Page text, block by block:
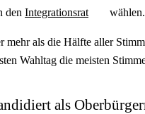
den Integrationsrat wählen.
als die Hälfte aller
Wahltag die meisten
als